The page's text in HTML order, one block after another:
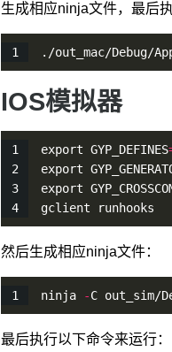
生成相应ninja文件，最后
./out_mac/Debug/
IOS模拟器
export GYP_DEFINES
export
export
gclient runhooks
然后生成相应ninja文件：
ninja -C out_sim/
最后执行以下命令来运行：